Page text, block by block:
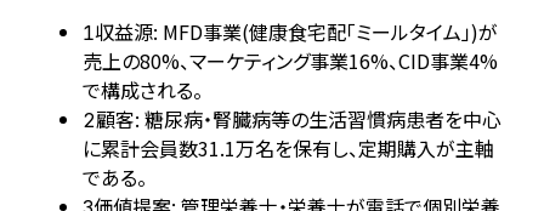
1収益源: MFD事業(健康食宅配「ミールタイム」)が
売上の80%、マーケティング事業16%、CID事業4%
で構成される。
2顧客: 糖尿病・腎臓病等の生活習慣病患者を中心
に累計会員数31.1万名を保有し、定期購入が主軸
である。